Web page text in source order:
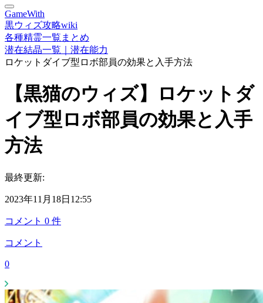
GameWith
黒ウィズ攻略wiki
各種精霊一覧まとめ
潜在結晶一覧｜潜在能力
ロケットダイブ型ロボ部員の効果と入手方法
【黒猫のウィズ】ロケットダ
イブ型ロボ部員の効果と入手
方法
最終更新:
2023年11月18日12:55
コメント 0 件
コメント
0